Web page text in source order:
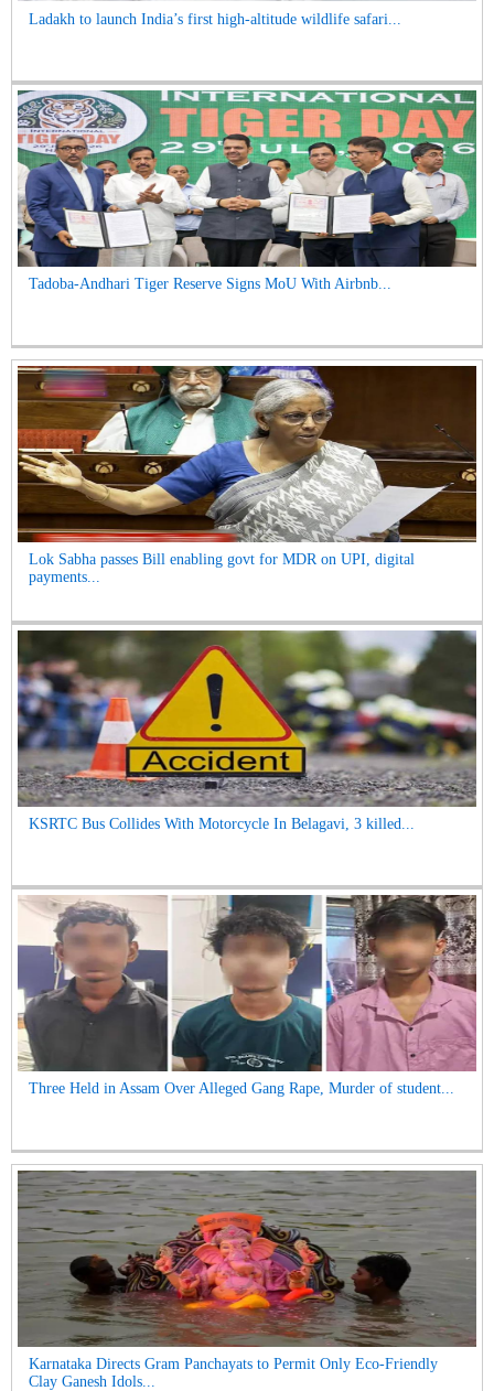
Ladakh to launch India’s first high-altitude wildlife safari...
Tadoba-Andhari Tiger Reserve Signs MoU With Airbnb...
Lok Sabha passes Bill enabling govt for MDR on UPI, digital
payments...
KSRTC Bus Collides With Motorcycle In Belagavi, 3 killed...
Three Held in Assam Over Alleged Gang Rape, Murder of student...
Karnataka Directs Gram Panchayats to Permit Only Eco-Friendly
Clay Ganesh Idols...